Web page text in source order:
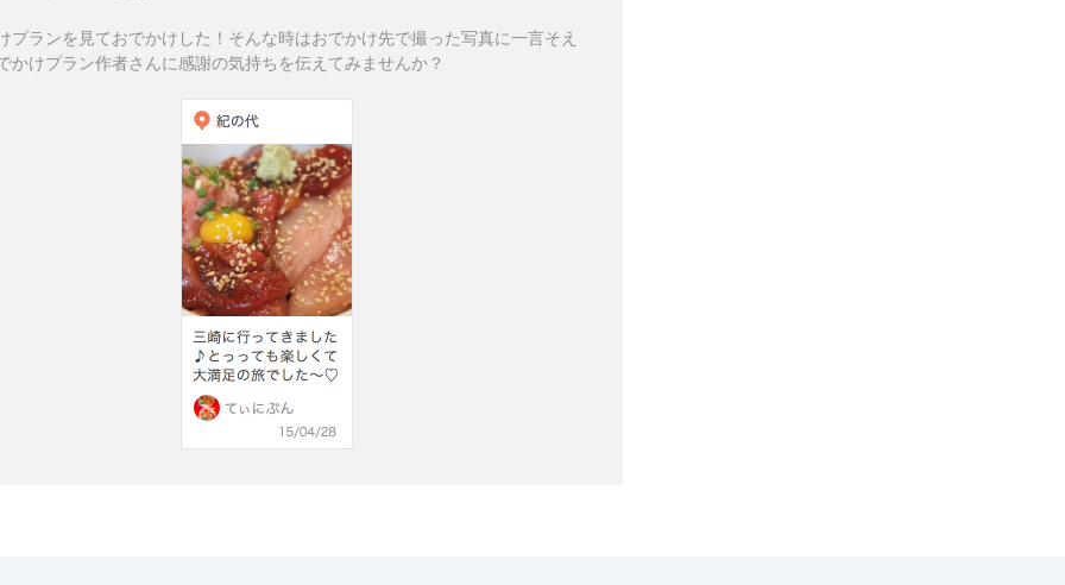
プランを見ておでかけした！そんな時はおでかけ先で撮った写真に一言そえ
かけプラン作者さんに感謝の気持ちを伝えてみませんか？